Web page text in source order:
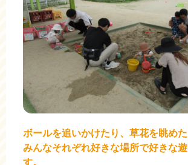
ボールを追いかけたり、草花を眺め
みんなそれぞれ好きな場所で好きな
す。